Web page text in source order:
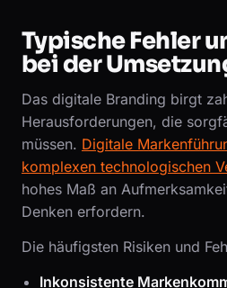
Typische Fehler
bei der
Das digitale Branding birgt
Herausforderungen, die
müssen. Digitale
komplexen technologischen
hohes Maß an
Denken erfordern.
Die häufigsten Risiken und
Inkonsistente